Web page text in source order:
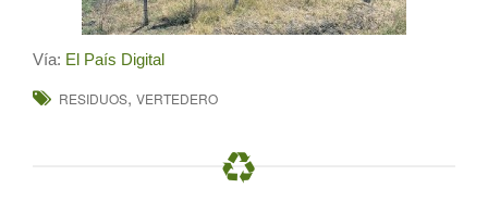
Vía: El País Digital
RESIDUOS, VERTEDERO